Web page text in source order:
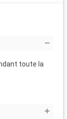
toute la